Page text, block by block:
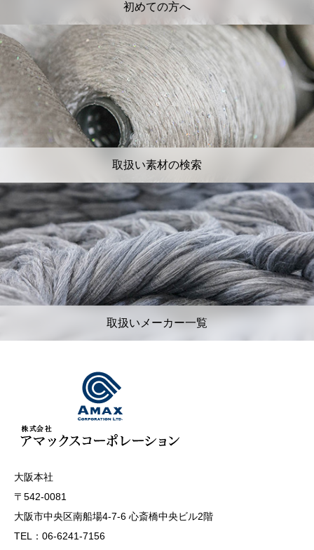
初めての方へ
取扱い素材の検索
取扱いメーカー一覧
大阪本社
〒542-0081
大阪市中央区南船場4-7-6 心斎橋中央ビル2階
TEL：06-6241-7156